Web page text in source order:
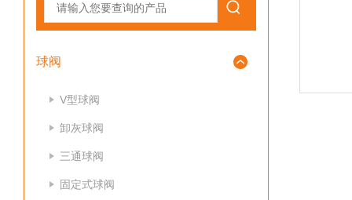
球阀
V型球阀
卸灰球阀
三通球阀
固定式球阀